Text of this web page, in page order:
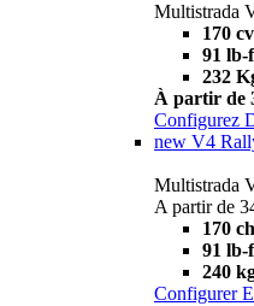
Multistrada
170 cv
91 lb-
232
À partir de
Configurez
new V4
Multistrada
A partir de
170 ch
91 lb-
240
Configurer